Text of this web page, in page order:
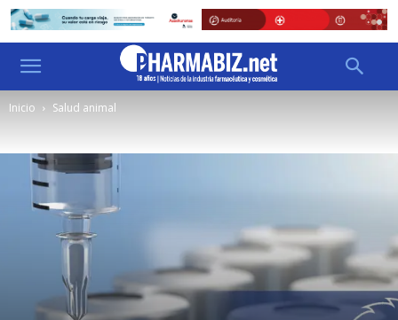
Inicio Salud animal